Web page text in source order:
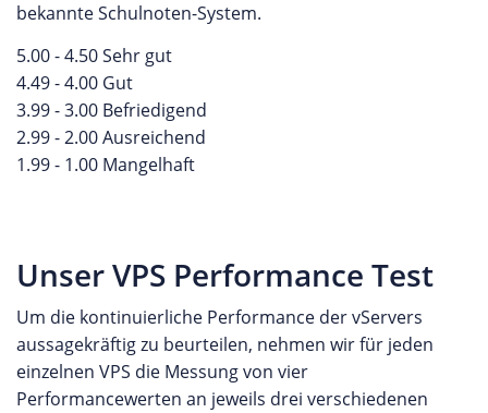
bekannte Schulnoten-System.
5.00 - 4.50 Sehr gut
4.49 - 4.00 Gut
3.99 - 3.00 Befriedigend
2.99 - 2.00 Ausreichend
1.99 - 1.00 Mangelhaft
Unser VPS Performance Test
Um die kontinuierliche Performance der vServers
aussagekräftig zu beurteilen, nehmen wir für jeden
einzelnen VPS die Messung von vier
Performancewerten an jeweils drei verschiedenen